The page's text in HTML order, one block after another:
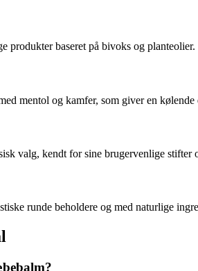
produkter baseret på bivoks og
mentol og kamfer, som giver en
valg, kendt for sine brugervenlige
runde beholdere og med naturlige